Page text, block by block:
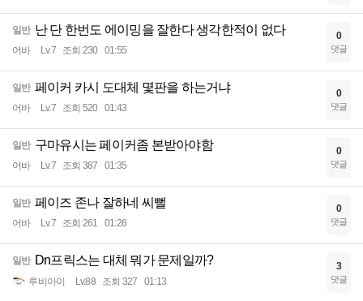
일반 난 단 한번도 에이밍을 잘한다 생각한적이 없다
어바 Lv.7 조회 230 01:55
0
댓글
일반 페이커 카시 도대체 몇판을 하는거냐
어바 Lv.7 조회 520 01:43
0
댓글
일반 구마유시는 페이커좀 본받아야함
어바 Lv.7 조회 387 01:35
0
댓글
일반 페이즈 존나 잘하네 씨뻘
어바 Lv.7 조회 261 01:26
0
댓글
일반 Dn프릭스는 대체 뭐가 문제일까?
루비아이 Lv.88 조회 327 01:13
3
댓글